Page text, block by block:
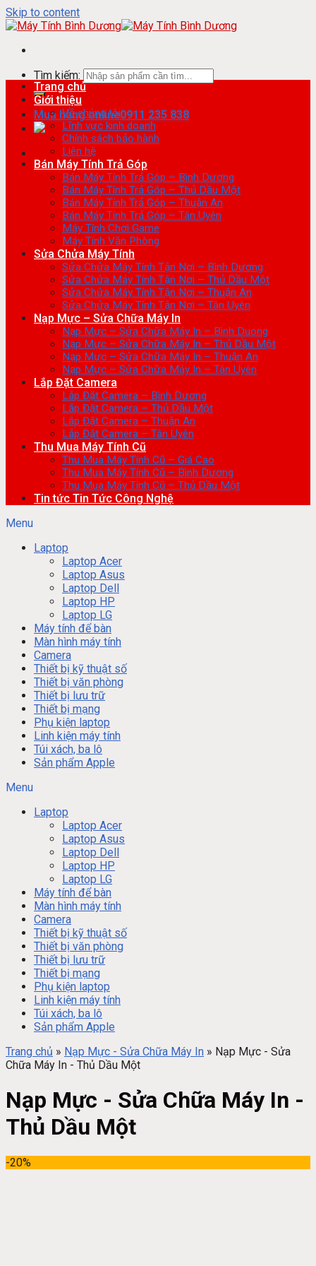
Skip to content
Tìm kiếm:
Mua hàng online0911 235 838
Trang chủ
Giới thiệu
Về chúng tôi
Lĩnh vực kinh doanh
Chính sách bảo hành
Liên hệ
Bán Máy Tính Trả Góp
Bán Máy Tính Trả Góp – Bình Dương
Bán Máy Tính Trả Góp – Thủ Dầu Một
Bán Máy Tính Trả Góp – Thuận An
Bán Máy Tính Trả Góp – Tân Uyên
Máy Tính Chơi Game
Máy Tính Văn Phòng
Sửa Chửa Máy Tính
Sửa Chửa Máy Tính Tận Nơi – Bình Dương
Sửa Chửa Máy Tính Tận Nơi – Thủ Dầu Một
Sửa Chửa Máy Tính Tận Nơi – Thuận An
Sửa Chửa Máy Tính Tận Nơi – Tân Uyên
Nạp Mực – Sửa Chữa Máy In
Nạp Mực – Sửa Chữa Máy In – Bình Duong
Nạp Mực – Sửa Chữa Máy In – Thủ Dầu Một
Nạp Mực – Sửa Chữa Máy In – Thuận An
Nạp Mực – Sửa Chữa Máy In – Tân Uyên
Lắp Đặt Camera
Lắp Đặt Camera – Bình Dương
Lắp Đặt Camera – Thủ Dầu Một
Lắp Đặt Camera – Thuận An
Lắp Đặt Camera – Tân Uyên
Thu Mua Máy Tính Cũ
Thu Mua Máy Tính Cũ – Giá Cao
Thu Mua Máy Tính Cũ – Bình Dương
Thu Mua Máy Tính Cũ – Thủ Dầu Một
Tin tức Tin Tức Công Nghệ
Menu
Laptop
Laptop Acer
Laptop Asus
Laptop Dell
Laptop HP
Laptop LG
Máy tính để bàn
Màn hình máy tính
Camera
Thiết bị kỹ thuật số
Thiết bị văn phòng
Thiết bị lưu trữ
Thiết bị mạng
Phụ kiện laptop
Linh kiện máy tính
Túi xách, ba lô
Sản phẩm Apple
Menu
Laptop
Laptop Acer
Laptop Asus
Laptop Dell
Laptop HP
Laptop LG
Máy tính để bàn
Màn hình máy tính
Camera
Thiết bị kỹ thuật số
Thiết bị văn phòng
Thiết bị lưu trữ
Thiết bị mạng
Phụ kiện laptop
Linh kiện máy tính
Túi xách, ba lô
Sản phẩm Apple
Trang chủ » Nạp Mực - Sửa Chữa Máy In » Nạp Mực - Sửa
Chữa Máy In - Thủ Dầu Một
Nạp Mực - Sửa Chữa Máy In -
Thủ Dầu Một
-20%